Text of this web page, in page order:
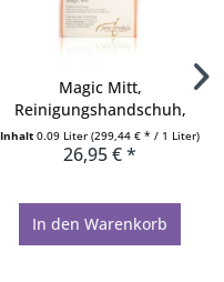
Magic Mitt,
Reinigungshandschuh,
Waschhandschuh...
Inhalt 0.09 Liter (299,44 € * / 1 Liter)
26,95 € *
In den Warenkorb